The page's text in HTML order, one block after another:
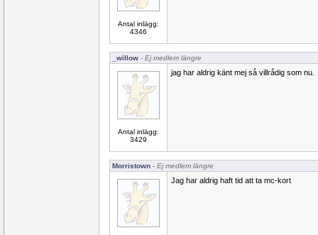
Antal inlägg:
4346
_willow - Ej medlem längre
Antal inlägg:
3429
jag har aldrig känt mej så villrådig som nu.
Morristown - Ej medlem längre
Jag har aldrig haft tid att ta mc-kort